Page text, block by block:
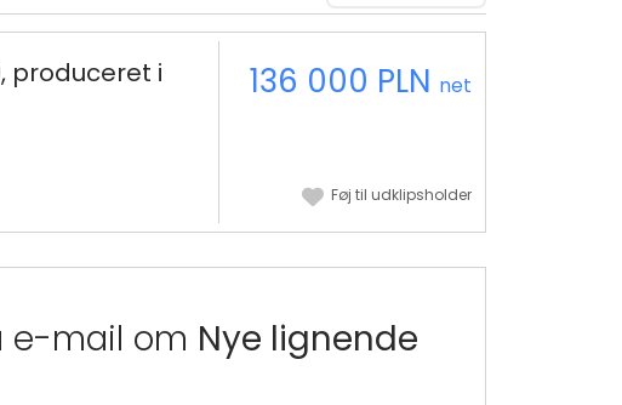
produceret i
136 000 PLN net
Føj til udklipsholder
e-mail om Nye lignende